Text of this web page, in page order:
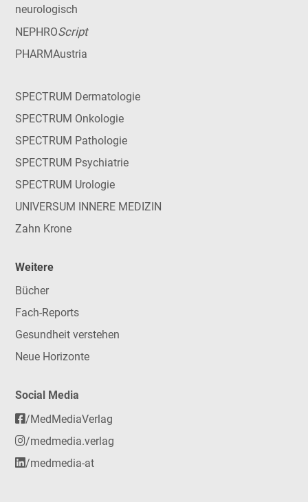
neurologisch
NEPHROScript
PHARMAustria
SPECTRUM Dermatologie
SPECTRUM Onkologie
SPECTRUM Pathologie
SPECTRUM Psychiatrie
SPECTRUM Urologie
UNIVERSUM INNERE MEDIZIN
Zahn Krone
Weitere
Bücher
Fach-Reports
Gesundheit verstehen
Neue Horizonte
Social Media
/MedMediaVerlag
/medmedia.verlag
/medmedia-at